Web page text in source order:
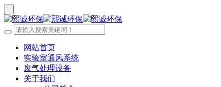
网站首页
实验室通风系统
废气处理设备
关于我们